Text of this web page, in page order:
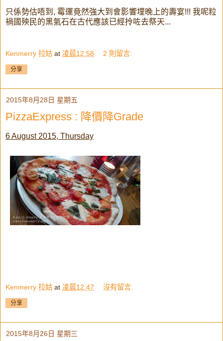
只係勢估唔到, 霉運竟然強大到會影響埋晚上的壽宴!!! 我呢粒
禍國殃民的黑氣石在古代應該已經拎咗去祭天...
Kenmerry 拉姑 at 凌晨12:58 2 則留言:
分享
2015年8月28日 星期五
PizzaExpress : 降價降Grade
6 August 2015, Thursday
Kenmerry 拉姑 at 凌晨12:47 沒有留言:
分享
2015年8月26日 星期三